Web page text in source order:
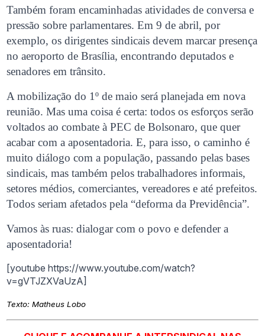
Também foram encaminhadas atividades de conversa e
pressão sobre parlamentares. Em 9 de abril, por
exemplo, os dirigentes sindicais devem marcar presença
no aeroporto de Brasília, encontrando deputados e
senadores em trânsito.
A mobilização do 1º de maio será planejada em nova
reunião. Mas uma coisa é certa: todos os esforços serão
voltados ao combate à PEC de Bolsonaro, que quer
acabar com a aposentadoria. E, para isso, o caminho é
muito diálogo com a população, passando pelas bases
sindicais, mas também pelos trabalhadores informais,
setores médios, comerciantes, vereadores e até prefeitos.
Todos seriam afetados pela “deforma da Previdência”.
Vamos às ruas: dialogar com o povo e defender a
aposentadoria!
[youtube https://www.youtube.com/watch?
v=gVTJZXVaUzA]
Texto: Matheus Lobo